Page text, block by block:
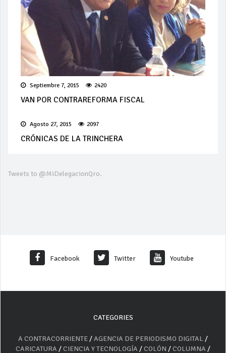
Septiembre 7, 2015 2420
VAN POR CONTRAREFORMA FISCAL
Agosto 27, 2015 2097
CRÓNICAS DE LA TRINCHERA
Tweets to @MiDelegacionQro.
Facebook Twitter Youtube
CATEGORIES
A CONTRACORRIENTE/AGENCIA DE PERIODISMO DIGITAL /
CARICATURA /CIENCIA Y TECNOLOGÍA /COLÓN /COLUMNA /